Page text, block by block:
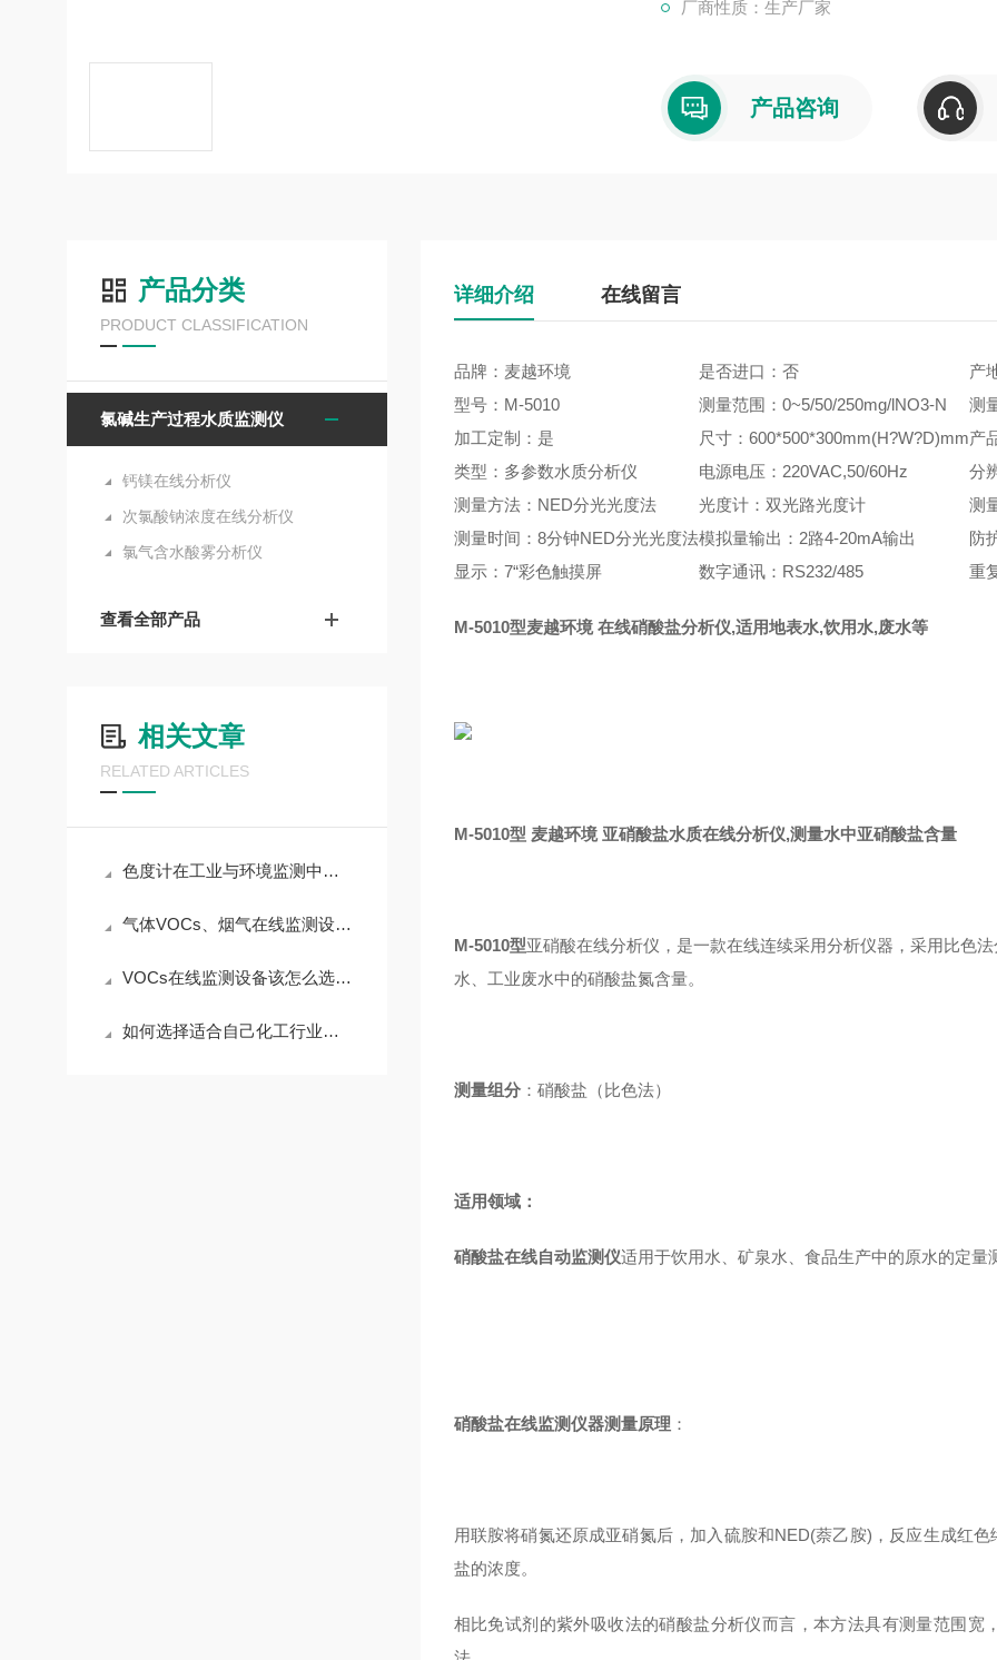
厂商性质：生产厂家
产品咨询
产品分类
PRODUCT CLASSIFICATION
氯碱生产过程水质监测仪
钙镁在线分析仪
次氯酸钠浓度在线分析仪
氯气含水酸雾分析仪
查看全部产品
相关文章
RELATED ARTICLES
色度计在工业与环境监测中的关键作用
气体VOCs、烟气在线监测设备日常运维工作内容 麦越环境
VOCs在线监测设备该怎么选择？
如何选择适合自己化工行业的硫酸根在线分析仪？
详细介绍 在线留言
品牌：麦越环境 是否进口：否
产
型号：M-5010
测量范围：0~5/50/250mg/lNO3-N
测
加工定制：是
尺寸：600*500*300mm(H?W?D)mm产
类型：多参数水质分析仪
电源电压：220VAC,50/60Hz
分
测量方法：NED分光光度法
光度计：双光路光度计
测
测量时间：8分钟NED分光光度法模拟量输出：2路4-20mA输出
防
显示：7“彩色触摸屏
数字通讯：RS232/485 重
M-5010型麦越环境 在线硝酸盐分析仪,适用地表水,饮用水,废水等
M-5010型 麦越环境 亚硝酸盐水质在线分析仪,测量水中亚硝酸盐含量
M-5010型亚硝酸在线分析仪，是一款在线连续采用分析仪器，采用比色
水、工业废水中的硝酸盐氮含量。
测量组分：硝酸盐（比色法）
适用领域：
硝酸盐在线自动监测仪适用于饮用水、矿泉水、食品生产中的原水的定量
硝酸盐在线监测仪器测量原理 ：
用联胺将硝氮还原成亚硝氮后，加入硫胺和NED(萘乙胺)，反应生成红
盐的浓度。
相比免试剂的紫外吸收法的硝酸盐分析仪而言，本方法具有测量范围